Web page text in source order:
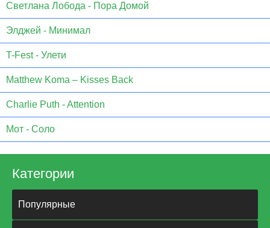
Светлана Лобода - Пора Домой
Элджей - Минимал
T-Fest - Улети
Matthew Koma – Kisses Back
Charlie Puth - Attention
Мот - Соло
Категории
Популярные